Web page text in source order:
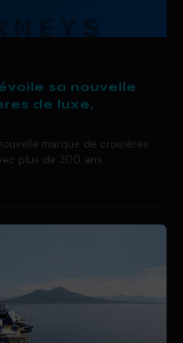
sa nouvelle
de luxe,
marque de croisières
plus de 300 ans…